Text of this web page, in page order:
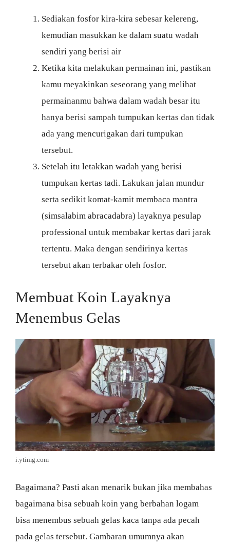
Sediakan fosfor kira-kira sebesar kelereng,
kemudian masukkan ke dalam suatu wadah
sendiri yang berisi air
Ketika kita melakukan permainan ini, pastikan
kamu meyakinkan seseorang yang melihat
permainanmu bahwa dalam wadah besar itu
hanya berisi sampah tumpukan kertas dan tidak
ada yang mencurigakan dari tumpukan
tersebut.
Setelah itu letakkan wadah yang berisi
tumpukan kertas tadi. Lakukan jalan mundur
serta sedikit komat-kamit membaca mantra
(simsalabim abracadabra) layaknya pesulap
professional untuk membakar kertas dari jarak
tertentu. Maka dengan sendirinya kertas
tersebut akan terbakar oleh fosfor.
Membuat Koin Layaknya
Menembus Gelas
i.ytimg.com
Bagaimana? Pasti akan menarik bukan jika membahas
bagaimana bisa sebuah koin yang berbahan logam
bisa menembus sebuah gelas kaca tanpa ada pecah
pada gelas tersebut. Gambaran umumnya akan